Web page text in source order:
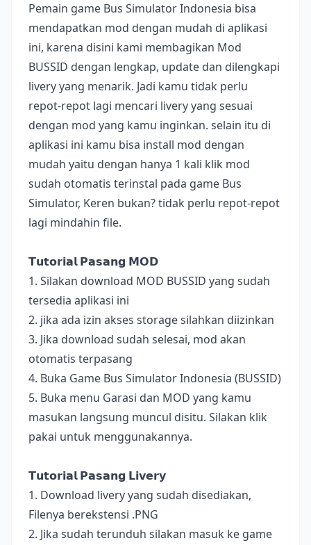
Pemain game Bus Simulator Indonesia bisa
mendapatkan mod dengan mudah di aplikasi
ini, karena disini kami membagikan Mod
BUSSID dengan lengkap, update dan dilengkapi
livery yang menarik. Jadi kamu tidak perlu
repot-repot lagi mencari livery yang sesuai
dengan mod yang kamu inginkan. selain itu di
aplikasi ini kamu bisa install mod dengan
mudah yaitu dengan hanya 1 kali klik mod
sudah otomatis terinstal pada game Bus
Simulator, Keren bukan? tidak perlu repot-repot
lagi mindahin file.
𝗧𝘂𝘁𝗼𝗿𝗶𝗮𝗹 𝗣𝗮𝘀𝗮𝗻𝗴 𝗠𝗢𝗗
1. Silakan download MOD BUSSID yang sudah
tersedia aplikasi ini
2. jika ada izin akses storage silahkan diizinkan
3. Jika download sudah selesai, mod akan
otomatis terpasang
4. Buka Game Bus Simulator Indonesia (BUSSID)
5. Buka menu Garasi dan MOD yang kamu
masukan langsung muncul disitu. Silakan klik
pakai untuk menggunakannya.
𝗧𝘂𝘁𝗼𝗿𝗶𝗮𝗹 𝗣𝗮𝘀𝗮𝗻𝗴 𝗟𝗶𝘃𝗲𝗿𝘆
1. Download livery yang sudah disediakan,
Filenya berekstensi .PNG
2. Jika sudah terunduh silakan masuk ke game